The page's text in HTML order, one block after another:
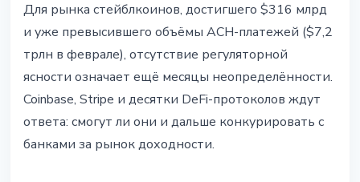
Для рынка стейблкоинов, достигшего $316 млрд
и уже превысившего объёмы ACH-платежей ($7,2
трлн в феврале), отсутствие регуляторной
ясности означает ещё месяцы неопределённости.
Coinbase, Stripe и десятки DeFi-протоколов ждут
ответа: смогут ли они и дальше конкурировать с
банками за рынок доходности.